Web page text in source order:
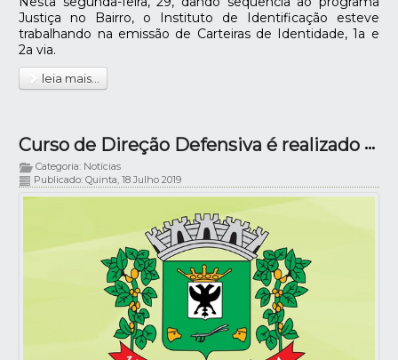
Justiça no Bairro, o Instituto de Identificação esteve
trabalhando na emissão de Carteiras de Identidade, 1a e
2a via.
leia mais...
Curso de Direção Defensiva é realizado através do SENAI
Categoria: Notícias
Publicado: Quinta, 18 Julho 2019